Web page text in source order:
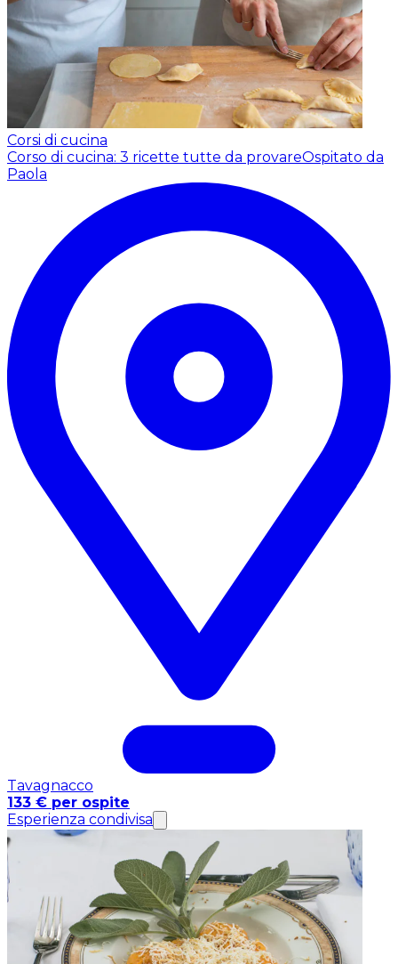
Corsi di cucina
Corso di cucina: 3 ricette tutte da provareOspitato da
Paola
Tavagnacco
133 € per ospite
Esperienza condivisa